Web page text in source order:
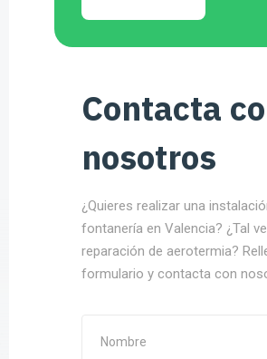
Contacta
nosotros
¿Quieres realizar una
fontanería en Valencia? ¿Tal
reparación de aerotermia?
formulario y contacta con